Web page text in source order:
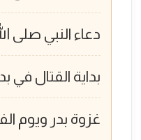
دعاء النبي صلى
بداية القتال في
غزوة بدر ويوم